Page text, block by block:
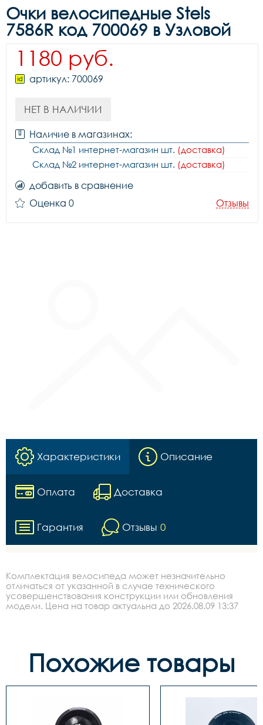
Очки велосипедные Stels
7586R код 700069 в Узловой
1180 руб.
артикул: 700069
НЕТ В НАЛИЧИИ
Наличие в магазинах:
Склад №1 интернет-магазин шт. (доставка)
Склад №2 интернет-магазин шт. (доставка)
добавить в сравнение
Оценка 0
Отзывы
Характеристики Описание
Оплата Доставка
Гарантия Отзывы 0
Комплектация велосипеда может незначительно
отличаться от указанной в случае технического
усовершенствования конструкции или обновления
модели. Цена на товар актуальна до 2026.08.09 13:37
Похожие товары